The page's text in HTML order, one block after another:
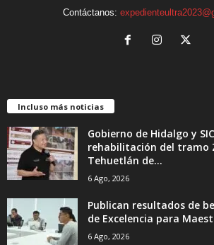
Contáctanos:
Incluso más noticias
Gobierno de Hidalgo y
rehabilitación del tramo
Tehuetlán de...
6 Ago, 2026
Publican resultados de
de Excelencia para
6 Ago, 2026